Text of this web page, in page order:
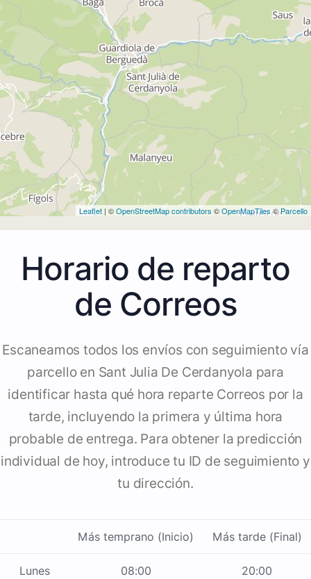
Leaflet | ©OpenStreetMap contributors ©OpenMapTiles©Parcello
Horario de reparto
de Correos
Escaneamos todos los envíos con seguimiento vía
parcello en Sant Julia De Cerdanyola para
identificar hasta qué hora reparte Correos por la
tarde, incluyendo la primera y última hora
probable de entrega. Para obtener la predicción
individual de hoy, introduce tu ID de seguimiento y
tu dirección.
Más temprano (Inicio) Más tarde (Final)
Lunes 08:00 20:00